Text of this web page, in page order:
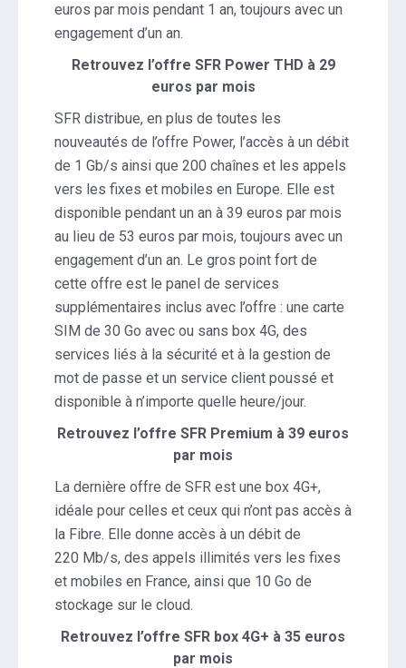
euros par mois pendant 1 an, toujours avec un
engagement d’un an.
Retrouvez l’offre SFR Power THD à 29
euros par mois
SFR distribue, en plus de toutes les
nouveautés de l’offre Power, l’accès à un débit
de 1 Gb/s ainsi que 200 chaînes et les appels
vers les fixes et mobiles en Europe. Elle est
disponible pendant un an à 39 euros par mois
au lieu de 53 euros par mois, toujours avec un
engagement d’un an. Le gros point fort de
cette offre est le panel de services
supplémentaires inclus avec l’offre : une carte
SIM de 30 Go avec ou sans box 4G, des
services liés à la sécurité et à la gestion de
mot de passe et un service client poussé et
disponible à n’importe quelle heure/jour.
Retrouvez l’offre SFR Premium à 39 euros
par mois
La dernière offre de SFR est une box 4G+,
idéale pour celles et ceux qui n’ont pas accès à
la Fibre. Elle donne accès à un débit de
220 Mb/s, des appels illimités vers les fixes
et mobiles en France, ainsi que 10 Go de
stockage sur le cloud.
Retrouvez l’offre SFR box 4G+ à 35 euros
par mois